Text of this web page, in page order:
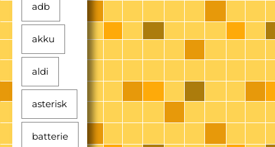
adb
akku
aldi
asterisk
batterie